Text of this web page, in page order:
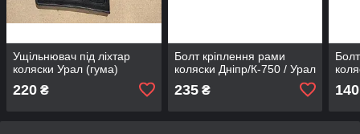
Ущільнювач під ліхтар
коляски Урал (гума)
220 ₴
Болт кріплення рами
коляски Дніпр/К-750 / Урал
235₴ 140